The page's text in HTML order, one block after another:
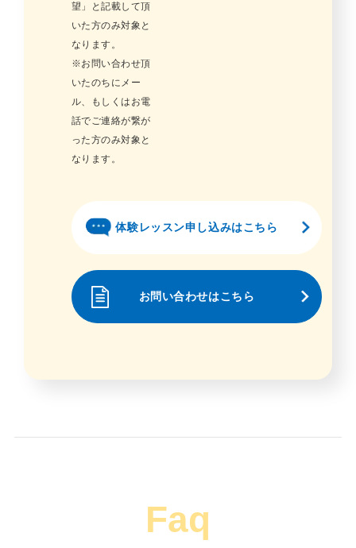
望」と記載して頂
いた方のみ対象と
なります。
※お問い合わせ頂
いたのちにメー
ル、もしくはお電
話でご連絡が繋が
った方のみ対象と
なります。
体験レッスン申し込みはこちら
お問い合わせはこちら
Faq